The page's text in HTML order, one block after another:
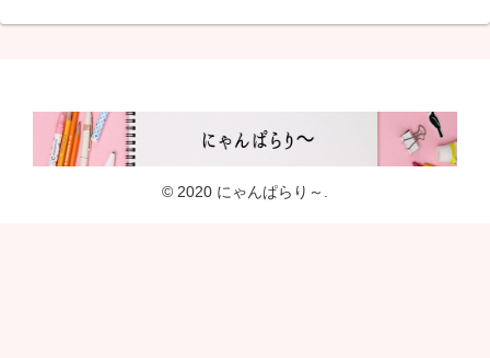
© 2020 にゃんぱらり～.